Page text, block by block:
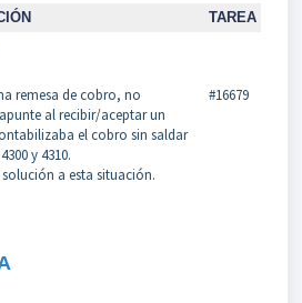
TAREA
remesa de cobro, no
al recibir/aceptar un
el cobro sin saldar
y 4310.
a esta situación.
#16679